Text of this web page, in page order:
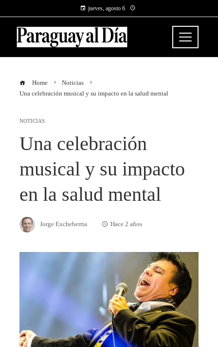
jueves, agosto 6
Home
Noticias
Una celebración musical y su impacto en la salud mental
NOTICIAS
Una celebración
musical y su impacto
en la salud mental
Jorge Excheberria Hace 2 años